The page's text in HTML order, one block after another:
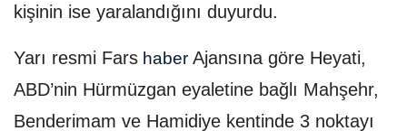
kişinin ise yaralandığını duyurdu.
Yarı resmi Fars haber Ajansına göre Heyati,
ABD’nin Hürmüzgan eyaletine bağlı Mahşehr,
Benderimam ve Hamidiye kentinde 3 noktayı